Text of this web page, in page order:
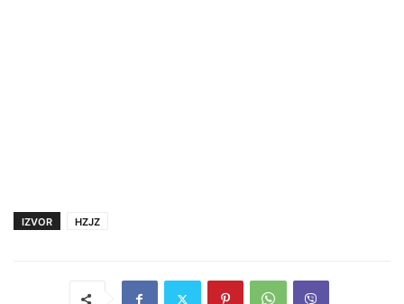
IZVOR HZJZ